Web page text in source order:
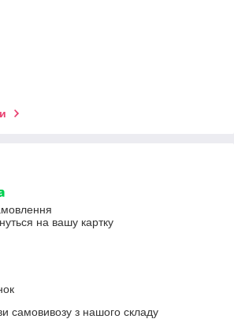
на вашу картку
самовивозу з нашого складу